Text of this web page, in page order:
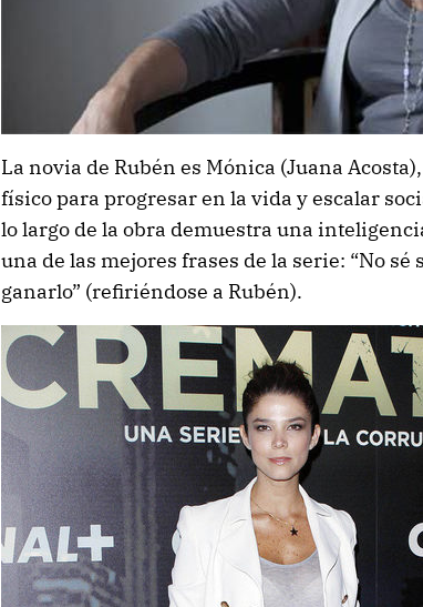
La novia de Rubén es Mónica (Juana
físico para progresar en la vida y escalar
lo largo de la obra demuestra una
una de las mejores frases de la serie: “No
ganarlo” (refiriéndose a Rubén).